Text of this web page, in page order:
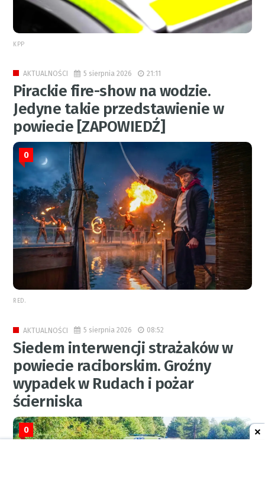
KPP
AKTUALNOŚCI 5 sierpnia 2026 21:11
Pirackie fire-show na wodzie.
Jedyne takie przedstawienie w
powiecie [ZAPOWIEDŹ]
0
RED.
AKTUALNOŚCI 5 sierpnia 2026 08:52
Siedem interwencji strażaków w
powiecie raciborskim. Groźny
wypadek w Rudach i pożar
ścierniska
0